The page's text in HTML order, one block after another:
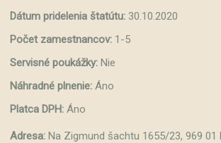
Dátum pridelenia štatútu: 30.10.2020
Počet zamestnancov: 1-5
Servisné poukážky: Nie
Náhradné plnenie: Áno
Platca DPH: Áno
Adresa: Na Zigmund šachtu 1655/23, 969 01